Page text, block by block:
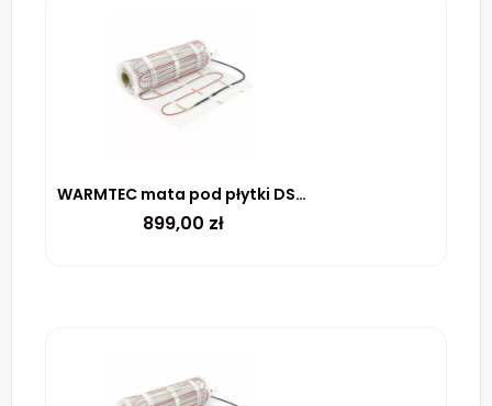
WARMTEC mata pod płytki DS2-80 170 W/m² – 8m²
899,00 zł